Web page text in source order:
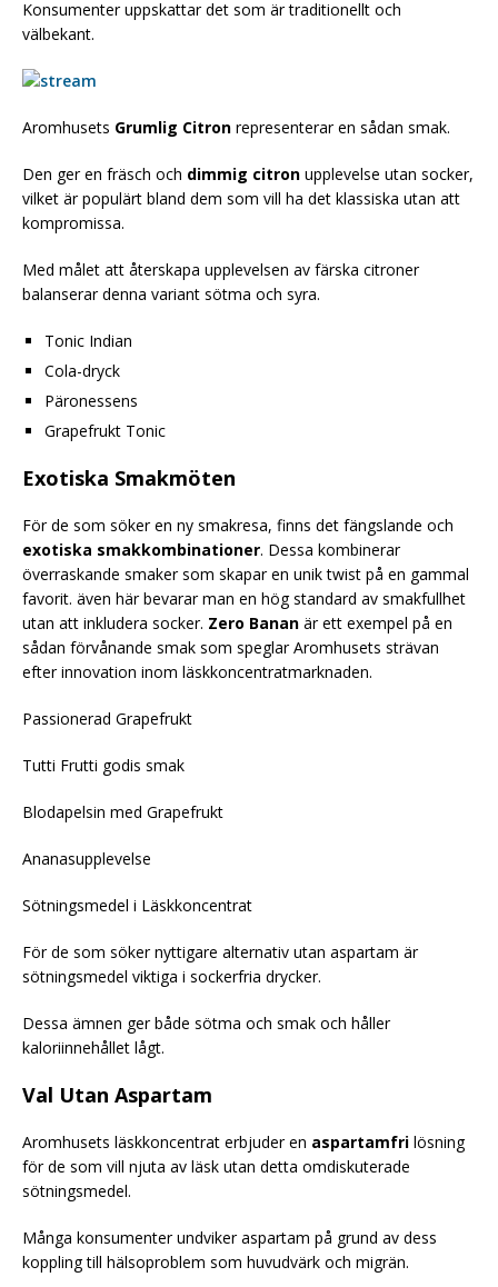
Konsumenter uppskattar det som är traditionellt och
välbekant.
Aromhusets Grumlig Citron representerar en sådan smak.
Den ger en fräsch och dimmig citron upplevelse utan socker,
vilket är populärt bland dem som vill ha det klassiska utan att
kompromissa.
Med målet att återskapa upplevelsen av färska citroner
balanserar denna variant sötma och syra.
Tonic Indian
Cola-dryck
Päronessens
Grapefrukt Tonic
Exotiska Smakmöten
För de som söker en ny smakresa, finns det fängslande och
exotiska smakkombinationer. Dessa kombinerar
överraskande smaker som skapar en unik twist på en gammal
favorit. även här bevarar man en hög standard av smakfullhet
utan att inkludera socker. Zero Banan är ett exempel på en
sådan förvånande smak som speglar Aromhusets strävan
efter innovation inom läskkoncentratmarknaden.
Passionerad Grapefrukt
Tutti Frutti godis smak
Blodapelsin med Grapefrukt
Ananasupplevelse
Sötningsmedel i Läskkoncentrat
För de som söker nyttigare alternativ utan aspartam är
sötningsmedel viktiga i sockerfria drycker.
Dessa ämnen ger både sötma och smak och håller
kaloriinnehållet lågt.
Val Utan Aspartam
Aromhusets läskkoncentrat erbjuder en aspartamfri lösning
för de som vill njuta av läsk utan detta omdiskuterade
sötningsmedel.
Många konsumenter undviker aspartam på grund av dess
koppling till hälsoproblem som huvudvärk och migrän.